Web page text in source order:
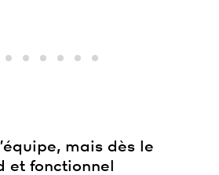
mais dès le
et fonctionnel